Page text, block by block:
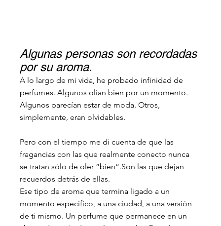
Algunas personas son recordadas
por su aroma.
A lo largo de mi vida, he probado infinidad de
perfumes. Algunos olían bien por un momento.
Algunos parecían estar de moda. Otros,
simplemente, eran olvidables.
Pero con el tiempo me di cuenta de que las
fragancias con las que realmente conecto nunca
se tratan sólo de oler “bien”.Son las que dejan
recuerdos detrás de ellas.
Ese tipo de aroma que termina ligado a un
momento específico, a una ciudad, a una versión
de ti mismo. Un perfume que permanece en un